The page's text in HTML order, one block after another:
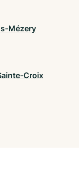
Mézery
Croix